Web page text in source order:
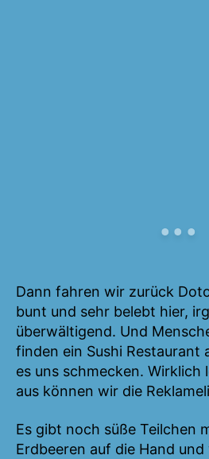
Dann fahren wir zurück
bunt und sehr belebt hier,
überwältigend. Und
finden ein Sushi Restaurant
es uns schmecken. Wirklich
aus können wir die
Es gibt noch süße Teilchen
Erdbeeren auf die Hand